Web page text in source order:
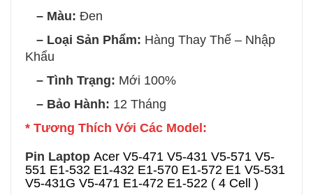
– Màu: Đen
– Loại Sản Phẩm: Hàng Thay Thế – Nhập
Khẩu
– Tình Trạng: Mới 100%
– Bảo Hành: 12 Tháng
* Tương Thích Với Các Model:
Pin Laptop Acer V5-471 V5-431 V5-571 V5-
551 E1-532 E1-432 E1-570 E1-572 E1 V5-531
V5-431G V5-471 E1-472 E1-522 ( 4 Cell )